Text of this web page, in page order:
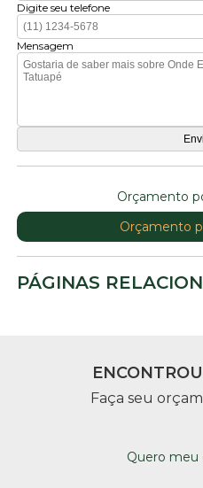
Digite seu telefone
Mensagem
Orçamento
Orçamento
PÁGINAS
Faça seu
Quero